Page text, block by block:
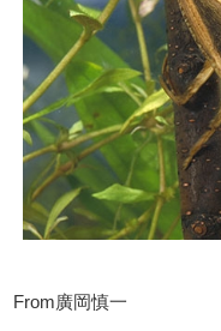
From廣岡慎一